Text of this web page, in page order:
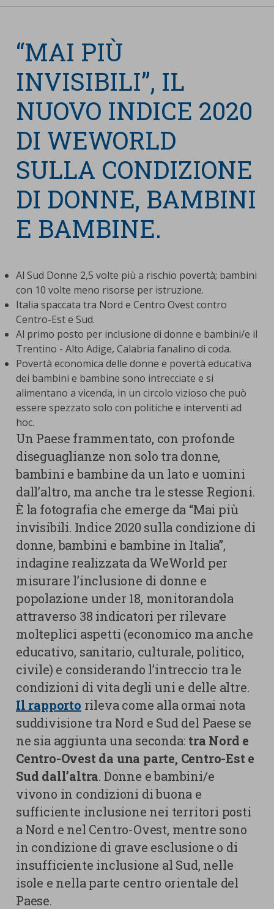
Contatti
Ufficio Stampa
Centro studi
Aziende e Fondazioni
Trasparenza
Lavora con noi
CERCACARRELLO
Cookie strettamente necessari
Cookie di Analisi
Cookie di marketing
Cookie di terze parti
“MAI PIÙ
INVISIBILI”, IL
NUOVO INDICE 2020
DI WEWORLD
SULLA CONDIZIONE
DI DONNE, BAMBINI
E BAMBINE.
Al Sud Donne 2,5 volte più a rischio povertà; bambini
con 10 volte meno risorse per istruzione.
Italia spaccata tra Nord e Centro Ovest contro
Centro-Est e Sud.
Al primo posto per inclusione di donne e bambini/e il
Trentino - Alto Adige, Calabria fanalino di coda.
Povertà economica delle donne e povertà educativa
dei bambini e bambine sono intrecciate e si
alimentano a vicenda, in un circolo vizioso che può
essere spezzato solo con politiche e interventi ad
hoc.
Un Paese frammentato, con profonde
diseguaglianze non solo tra donne,
bambini e bambine da un lato e uomini
dall’altro, ma anche tra le stesse Regioni.
È la fotografia che emerge da “Mai più
invisibili. Indice 2020 sulla condizione di
donne, bambini e bambine in Italia”,
indagine realizzata da WeWorld per
misurare l’inclusione di donne e
popolazione under 18, monitorandola
attraverso 38 indicatori per rilevare
molteplici aspetti (economico ma anche
educativo, sanitario, culturale, politico,
civile) e considerando l’intreccio tra le
condizioni di vita degli uni e delle altre.
Il rapporto rileva come alla ormai nota
suddivisione tra Nord e Sud del Paese se
ne sia aggiunta una seconda: tra Nord e
Centro-Ovest da una parte, Centro-Est e
Sud dall’altra. Donne e bambini/e
vivono in condizioni di buona e
sufficiente inclusione nei territori posti
a Nord e nel Centro-Ovest, mentre sono
in condizione di grave esclusione o di
insufficiente inclusione al Sud, nelle
isole e nella parte centro orientale del
Paese.